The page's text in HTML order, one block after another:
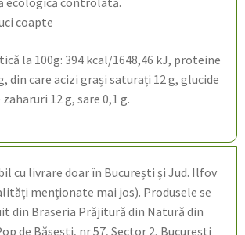
coapte
la 100g: 394 kcal/1648,46 kJ, proteine
din care acizi grași saturați 12 g, glucide
12 g, sare 0,1 g.
cu livrare doar în București și Jud. Ilfov
menționate mai jos). Produsele se
din Braseria Prăjitură din Natură din
de Băsești, nr 57, Sector 2, București